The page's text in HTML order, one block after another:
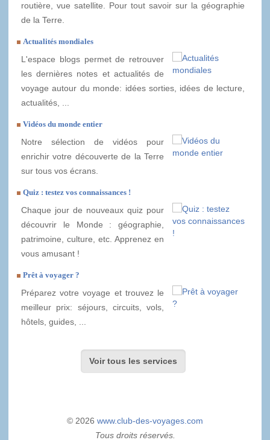
routière, vue satellite. Pour tout savoir sur la géographie
de la Terre.
Actualités mondiales
L'espace blogs permet de retrouver
les dernières notes et actualités de
voyage autour du monde: idées sorties, idées de lecture,
actualités, ...
Vidéos du monde entier
Notre sélection de vidéos pour
enrichir votre découverte de la Terre
sur tous vos écrans.
Quiz : testez vos connaissances !
Chaque jour de nouveaux quiz pour
découvrir le Monde : géographie,
patrimoine, culture, etc. Apprenez en
vous amusant !
Prêt à voyager ?
Préparez votre voyage et trouvez le
meilleur prix: séjours, circuits, vols,
hôtels, guides, ...
Voir tous les services
© 2026 www.club-des-voyages.com
Tous droits réservés.